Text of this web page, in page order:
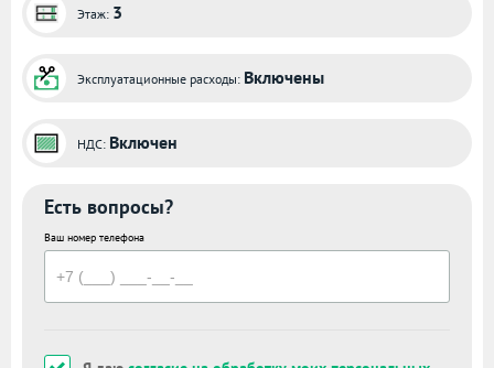
Этаж: 3
Эксплуатационные расходы: Включены
НДС: Включен
Есть вопросы?
Ваш номер телефона